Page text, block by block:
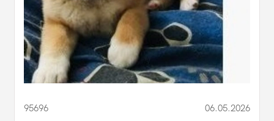
95696 06.05.2026